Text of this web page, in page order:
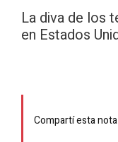
La diva de los
en Estados
Compartí esta nota